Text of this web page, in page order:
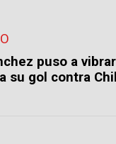
puso a
su gol contra